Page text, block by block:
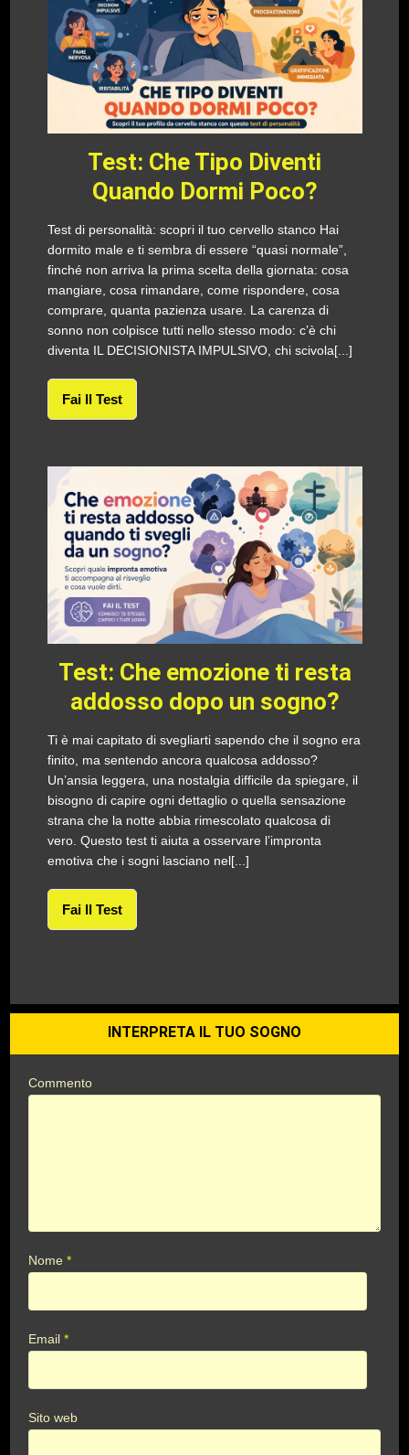
Test: Che Tipo Diventi
Quando Dormi Poco?
Test di personalità: scopri il tuo cervello stanco Hai
dormito male e ti sembra di essere “quasi normale”,
finché non arriva la prima scelta della giornata: cosa
mangiare, cosa rimandare, come rispondere, cosa
comprare, quanta pazienza usare. La carenza di
sonno non colpisce tutti nello stesso modo: c’è chi
diventa IL DECISIONISTA IMPULSIVO, chi scivola[...]
Fai Il Test
Test: Che emozione ti resta
addosso dopo un sogno?
Ti è mai capitato di svegliarti sapendo che il sogno era
finito, ma sentendo ancora qualcosa addosso?
Un’ansia leggera, una nostalgia difficile da spiegare, il
bisogno di capire ogni dettaglio o quella sensazione
strana che la notte abbia rimescolato qualcosa di
vero. Questo test ti aiuta a osservare l’impronta
emotiva che i sogni lasciano nel[...]
Fai Il Test
INTERPRETA IL TUO SOGNO
Commento
Nome*
Email*
Sito web